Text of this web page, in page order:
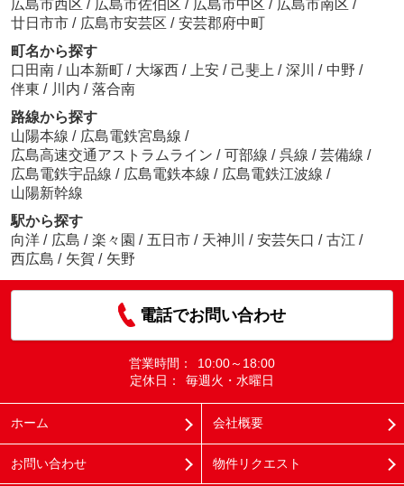
広島市西区 / 広島市佐伯区 / 広島市中区 / 広島市南区 /
廿日市市 / 広島市安芸区 / 安芸郡府中町
町名から探す
口田南 / 山本新町 / 大塚西 / 上安 / 己斐上 / 深川 / 中野 /
伴東 / 川内 / 落合南
路線から探す
山陽本線 / 広島電鉄宮島線 /
広島高速交通アストラムライン / 可部線 / 呉線 / 芸備線 /
広島電鉄宇品線 / 広島電鉄本線 / 広島電鉄江波線 /
山陽新幹線
駅から探す
向洋 / 広島 / 楽々園 / 五日市 / 天神川 / 安芸矢口 / 古江 /
西広島 / 矢賀 / 矢野
電話でお問い合わせ
営業時間：
10:00～18:00
定休日：
毎週火・水曜日
ホーム 会社概要
お問い合わせ 物件リクエスト